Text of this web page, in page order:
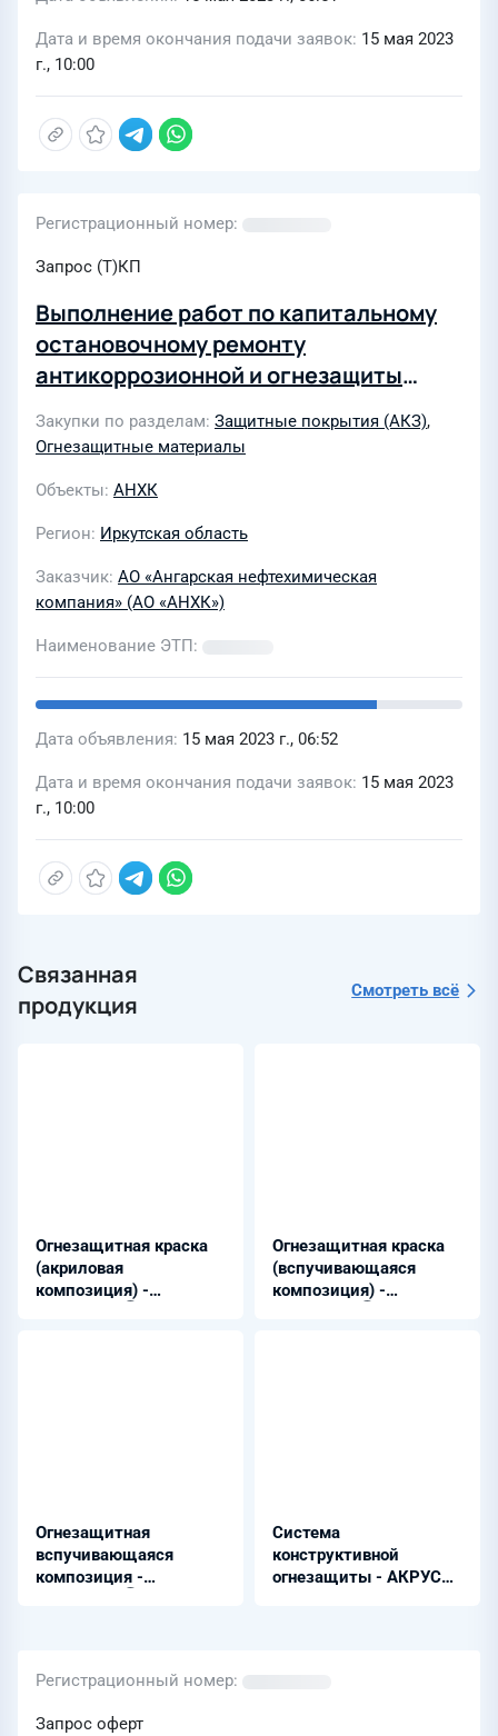
Дата и время окончания подачи заявок 15 мая 2023
г., 10:00
Регистрационный номер
Запрос (Т)КП
Выполнение работ по капитальному
остановочному ремонту
антикоррозионной и огнезащиты
оборудования и трубопроводов блока
131 цеха 39/61 ПНХ АО «АНХК»
Закупки по разделам Защитные покрытия (АКЗ),
Огнезащитные материалы
Объекты АНХК
Регион Иркутская область
Заказчик АО «Ангарская нефтехимическая
компания» (АО «АНХК»)
Наименование ЭТП
Дата объявления 15 мая 2023 г., 06:52
Дата и время окончания подачи заявок 15 мая 2023
г., 10:00
Связанная
продукция
Смотреть всё
Огнезащитная краска
(акриловая
композиция) -
Огнезащитная краска
(вспучивающаяся
композиция) -
Огнезащитная
вспучивающаяся
композиция -
Система
конструктивной
огнезащиты - АКРУС®
Регистрационный номер
Запрос оферт